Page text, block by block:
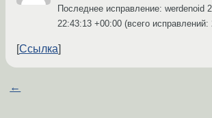
Последнее исправление: werdenoid
22:43:13 +00:00 (всего исправлений:
Ссылка
←